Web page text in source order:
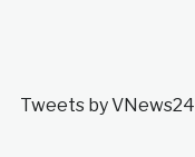
Tweets by VNews24